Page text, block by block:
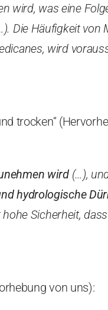
wird, was eine
Die Häufigkeit von
wird
trocken“
wird(…),
hydrologische
Sicherheit,
von uns):